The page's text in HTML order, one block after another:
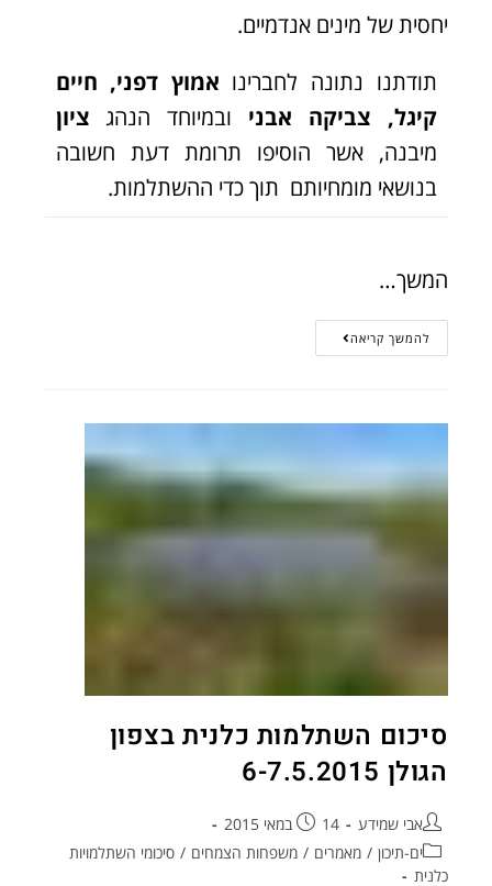
יחסית של מינים אנדמיים.
תודתנו נתונה לחברינו אמוץ דפני, חיים
קיגל, צביקה אבני ובמיוחד הנהג ציון
מיבנה, אשר הוסיפו תרומת דעת חשובה
בנושאי מומחיותם תוך כדי ההשתלמות.
המשך…
להמשך קריאה
סיכום השתלמות כלנית בצפון
הגולן 6-7.5.2015
אבי שמידע
14 במאי 2015
ים-תיכון / מאמרים / משפחות הצמחים / סיכומי השתלמויות
כלנית